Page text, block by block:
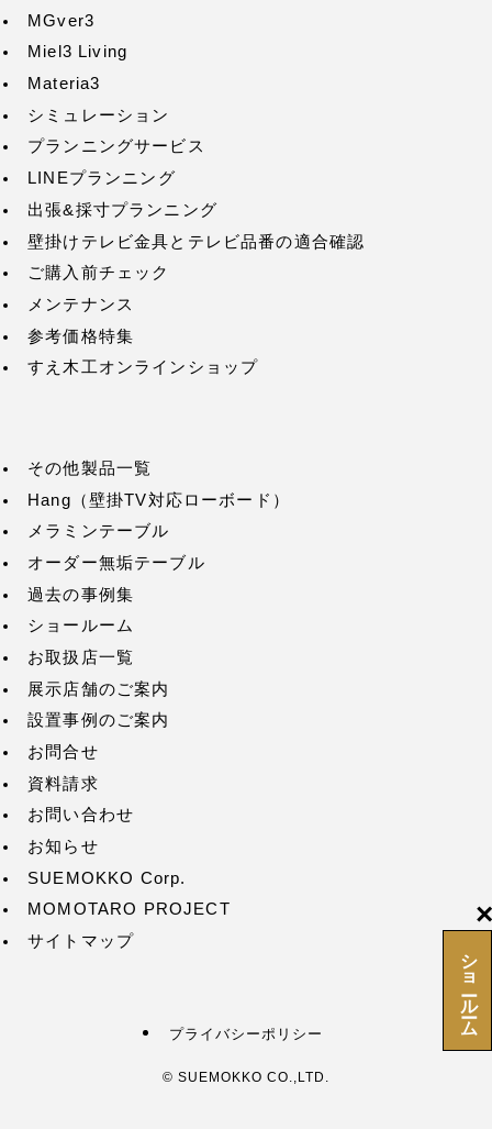
MGver3
Miel3 Living
Materia3
シミュレーション
プランニングサービス
LINEプランニング
出張&採寸プランニング
壁掛けテレビ金具とテレビ品番の適合確認
ご購入前チェック
メンテナンス
参考価格特集
すえ木工オンラインショップ
その他製品一覧
Hang（壁掛TV対応ローボード）
メラミンテーブル
オーダー無垢テーブル
過去の事例集
ショールーム
お取扱店一覧
展示店舗のご案内
設置事例のご案内
お問合せ
資料請求
お問い合わせ
お知らせ
SUEMOKKO Corp.
MOMOTARO PROJECT
サイトマップ
プライバシーポリシー
© SUEMOKKO CO.,LTD.
ショールーム